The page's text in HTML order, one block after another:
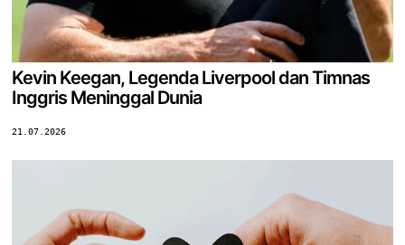
Kevin Keegan, Legenda Liverpool dan Timnas
Inggris Meninggal Dunia
21.07.2026